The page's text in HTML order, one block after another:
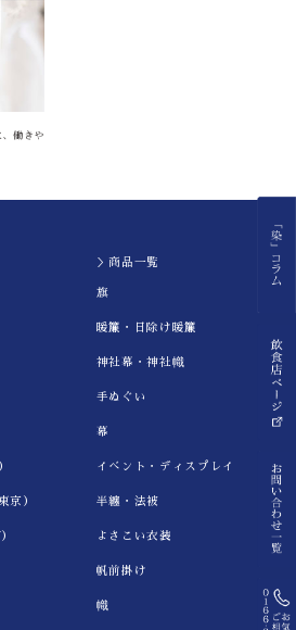
働きや
京）
＞商品一覧
旗
暖簾・日除け暖簾
神社幕・神社幟
手ぬぐい
幕
イべント・ディスプレイ
半纏・法被
よさこい衣装
帆前掛け
幟